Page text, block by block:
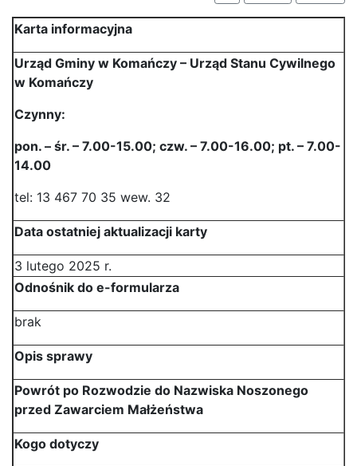
Karta informacyjna
Urząd Gminy w Komańczy – Urząd Stanu Cywilnego
w Komańczy
Czynny:
pon. – śr. – 7.00-15.00; czw. – 7.00-16.00; pt. – 7.00-
14.00
tel: 13 467 70 35 wew. 32
Data ostatniej aktualizacji karty
3 lutego 2025 r.
Odnośnik do e-formularza
brak
Opis sprawy
Powrót po Rozwodzie do Nazwiska Noszonego
przed Zawarciem Małżeństwa
Kogo dotyczy